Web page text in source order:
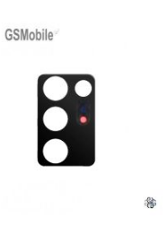
LISTA
DESEJOS
COMPARAÇÃO